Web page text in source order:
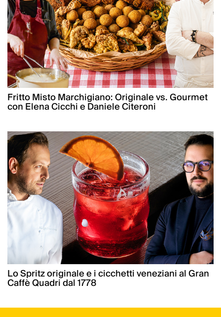
Fritto Misto Marchigiano: Originale vs. Gourmet
con Elena Cicchi e Daniele Citeroni
Lo Spritz originale e i cicchetti veneziani al Gran
Caffè Quadri dal 1778